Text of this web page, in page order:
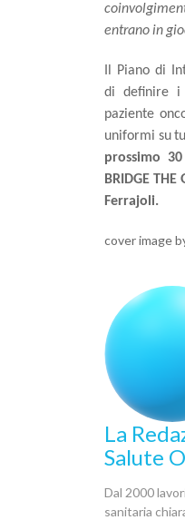
entranoin
Il Piano di
di definire i
paziente
uniformi su
prossimo
BRIDGE
Ferrajoli.
cover image
La
Salute
Dal 2000
sanitaria